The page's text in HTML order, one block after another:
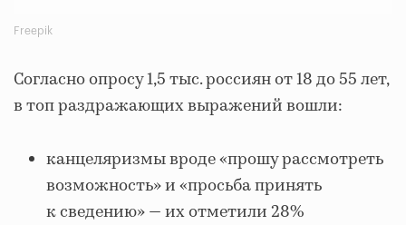
Freepik
Согласно опросу 1,5 тыс. россиян от 18 до 55 лет,
в топ раздражающих выражений вошли:
канцеляризмы вроде «прошу рассмотреть
возможность» и «просьба принять
к сведению» — их отметили 28%